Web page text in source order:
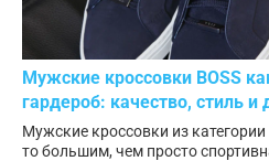
Мужские кроссовки BOSS
гардероб: качество, стиль и
Мужские кроссовки из
то большим, чем просто